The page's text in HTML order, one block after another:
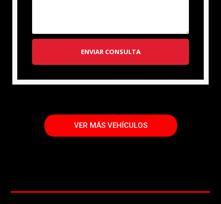
ENVIAR CONSULTA
VER MÁS VEHÍCULOS